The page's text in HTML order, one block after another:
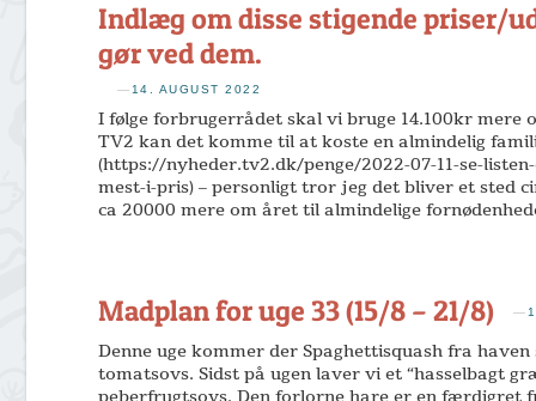
Indlæg om disse stigende priser/
gør ved dem.
— 14. AUGUST 2022
I følge forbrugerrådet skal vi bruge 14.100kr mere
TV2 kan det komme til at koste en almindelig
(https://nyheder.tv2.dk/penge/2022-07-11-se-
mest-i-pris) – personligt tror jeg det bliver et sted
ca 20000 mere om året til almindelige
Madplan for uge 33 (15/8 – 21/8) —
Denne uge kommer der Spaghettisquash fra
tomatsovs. Sidst på ugen laver vi et “hasselbagt